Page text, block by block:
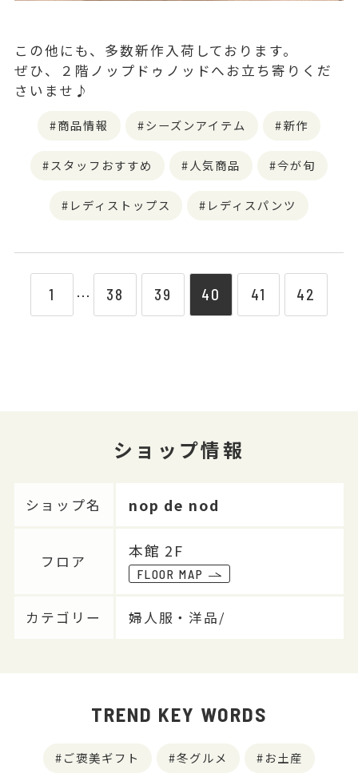
この他にも、多数新作入荷しております。
ぜひ、２階ノップドゥノッドへお立ち寄りくだ
さいませ♪
商品情報 シーズンアイテム 新作
スタッフおすすめ 人気商品 今が旬
レディストップス レディスパンツ
1 ⋯ 38 39 40 41 42
ショップ情報
ショップ名 nop de nod
フロア
本館 2F
FLOOR MAP
カテゴリー 婦人服・洋品/
TREND KEY WORDS
ご褒美ギフト 冬グルメ お土産